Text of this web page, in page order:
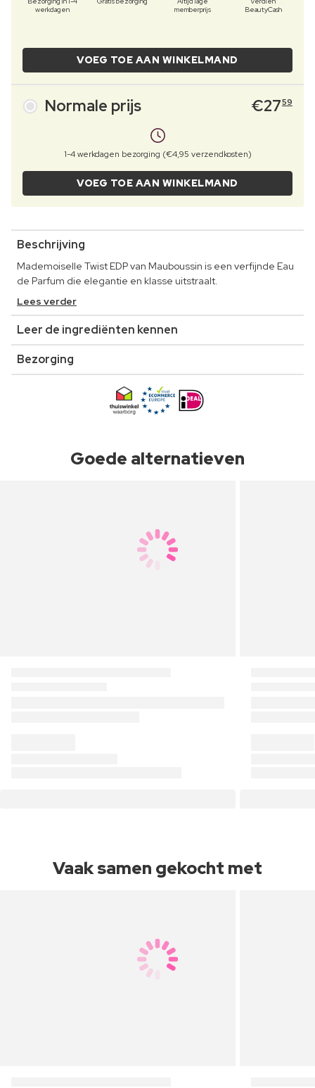
werkdagen
memberprijs
BeautyCash
VOEG TOE AAN WINKELMAND
Normale prijs €2759
1-4 werkdagen bezorging (€4,95 verzendkosten)
VOEG TOE AAN WINKELMAND
Beschrijving
Mademoiselle Twist EDP van Mauboussin is een verfijnde Eau
de Parfum die elegantie en klasse uitstraalt.
Lees verder
Leer de ingrediënten kennen
Bezorging
Goede alternatieven
Vaak samen gekocht met